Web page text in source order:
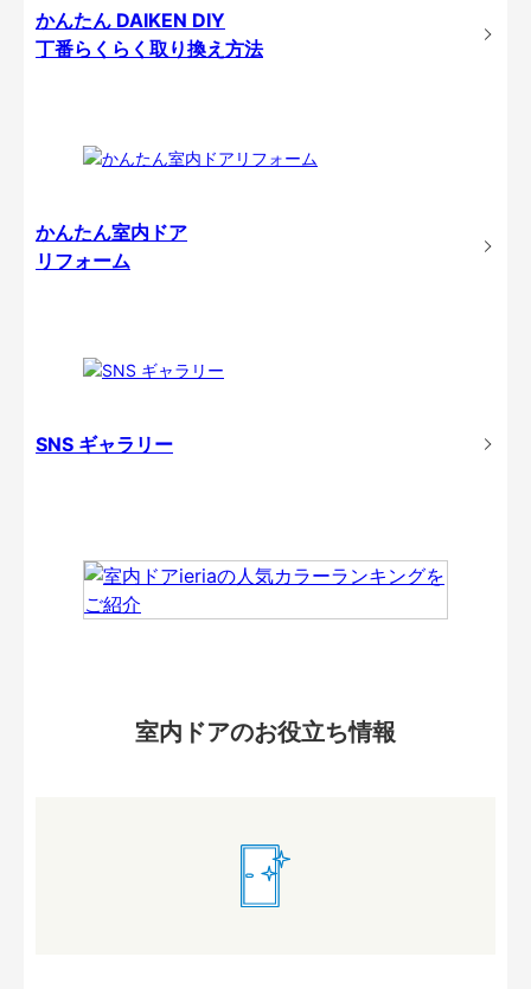
かんたん DAIKEN DIY
丁番らくらく取り換え方法
かんたん室内ドア
リフォーム
SNS ギャラリー
室内ドアのお役立ち情報